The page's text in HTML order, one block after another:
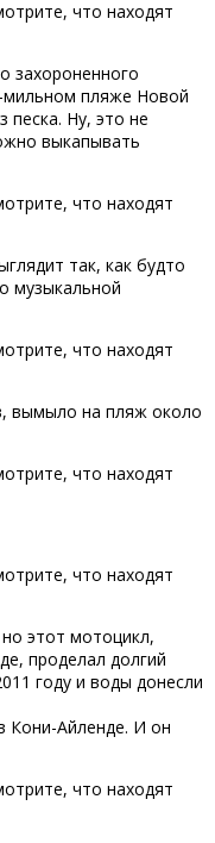
захороненного
мильном пляже Новой
песка. Ну, это не
выкапывать
так, как будто
музыкальной
вымыло на пляж около
этот мотоцикл,
проделал долгий
году и воды донесли
Кони-Айленде. И он